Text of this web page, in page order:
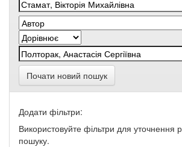
Почати новий пошук
Додати фільтри:
Використовуйте фільтри для уточнення
пошуку.